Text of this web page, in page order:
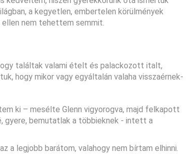
a kegyetlen, embertelen körülmények
ellen nem tehettem semmit.
találtak valami ételt és palackozott italt,
hogy mikor vagy egyáltalán valaha visszaérnek-
ki – mesélte Glenn vigyorogva, majd felkapott
gyere, bemutatlak a többieknek - intett a
a legjobb barátom, valahogy nem bírtam elhinni.